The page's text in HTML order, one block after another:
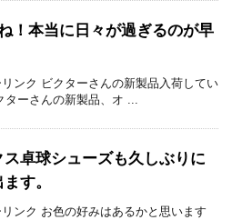
！本当に日々が過ぎるのが早
ンク ビクターさんの新製品入荷してい
ターさんの新製品、オ ...
ス卓球シューズも久しぶりに
す。
ンク お色の好みはあるかと思います